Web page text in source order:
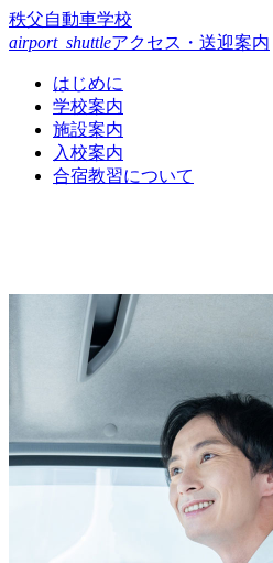
コ
ン
秩父自動車学校
airport_shuttleアクセス・送迎案内
はじめに
学校案内
施設案内
入校案内
合宿教習について